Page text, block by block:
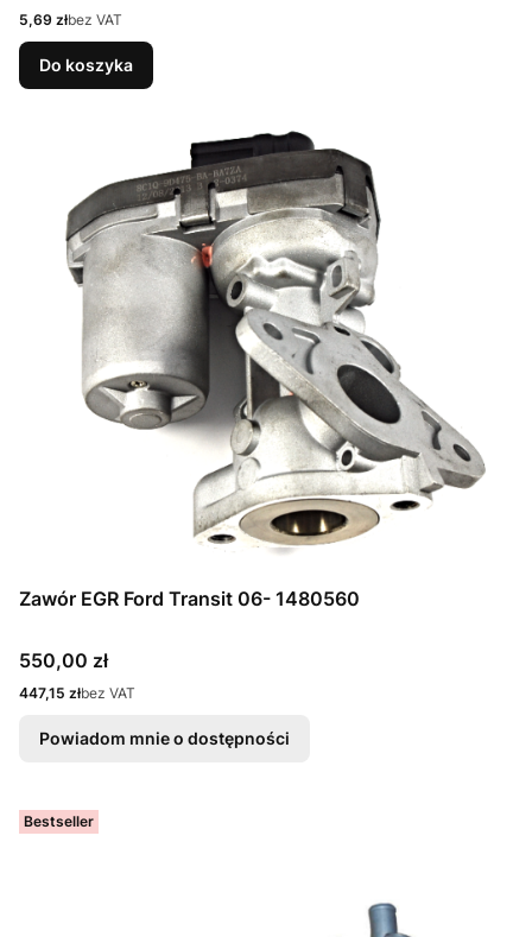
Cena
5,69 złbez VAT
Do koszyka
Zawór EGR Ford Transit 06- 1480560
Cena
550,00 zł
Cena
447,15 złbez VAT
Powiadom mnie o dostępności
Bestseller